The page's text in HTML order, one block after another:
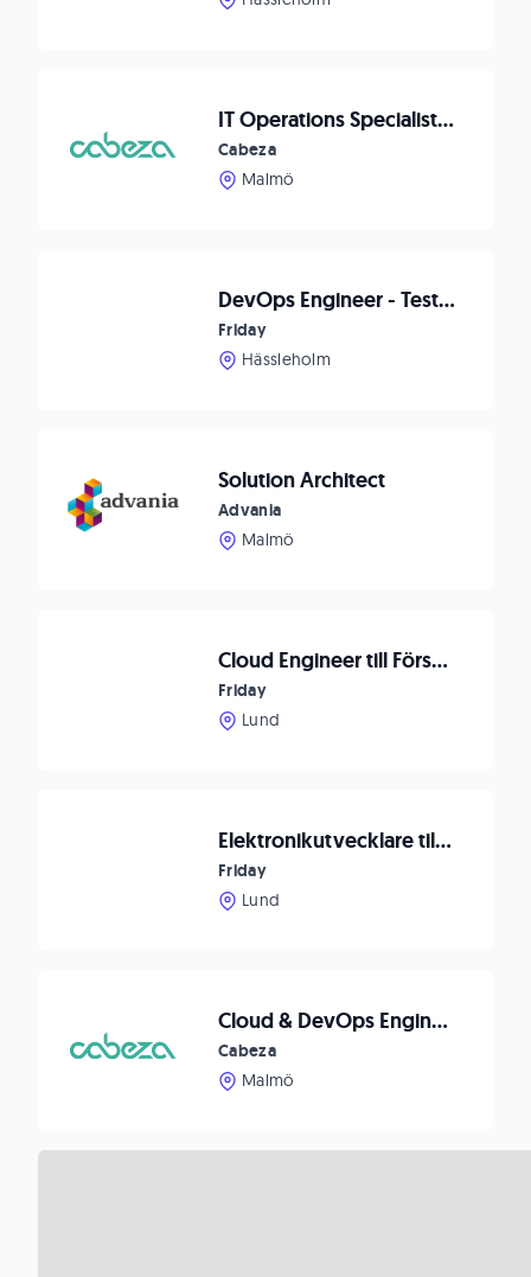
IT Operations Specialist for Tarsier Studios
Cabeza
Malmö
DevOps Engineer - Test Platform
Friday
Hässleholm
Solution Architect
Advania
Malmö
Cloud Engineer till Försvarsindustrin
Friday
Lund
Elektronikutvecklare till Tekniktungt Konsultbolag - Inhouse
Friday
Lund
Cloud & DevOps Engineer – Platform & Operations, till Pågen
Cabeza
Malmö